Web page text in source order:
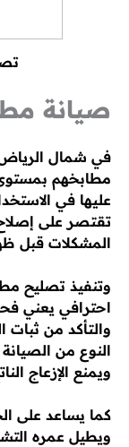
صيانة
في شمال
مطابخهم بمستوى
عليها في
تقتصر على
المشكلات قبل
وتنفيذ تصليح
احترافي يعني
والتأكد من ثبات
النوع من
ويمنع الإزعاج
كما يساعد على
ويطيل عمره